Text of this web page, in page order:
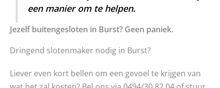
een manier om te helpen.
Jezelf buitengesloten in Burst? Geen paniek.
Dringend slotenmaker nodig in Burst?
Liever even kort bellen om een gevoel te krijgen van